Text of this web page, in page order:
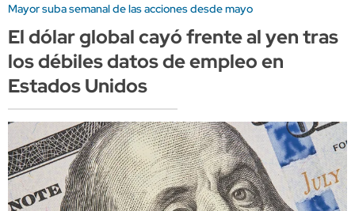
Mayor suba semanal de las acciones desde mayo
El dólar global cayó frente al yen tras
los débiles datos de empleo en
Estados Unidos